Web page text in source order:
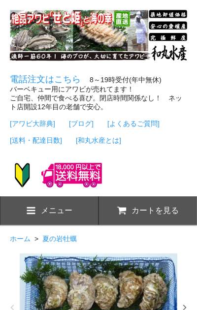
電話注文はこちら
8～19時受付(年中無休)
バーベキュー用にアワビが売れてます！
ご自宅、仲間で食べる喜び。閉店時間関係なし！ ネッ
ト店開設12年目の老舗で安心。
[アワビ大辞典] [ブログ] [よくあるご質問]
[送料・配達日数] [和丸水産とは]
メニュー カートを見る
ホーム > 夏の岩牡蠣